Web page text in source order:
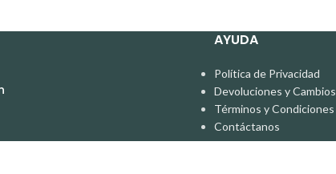
AYUDA
Política de Privacidad
Devoluciones y Cambios
Términos y Condiciones
Contáctanos